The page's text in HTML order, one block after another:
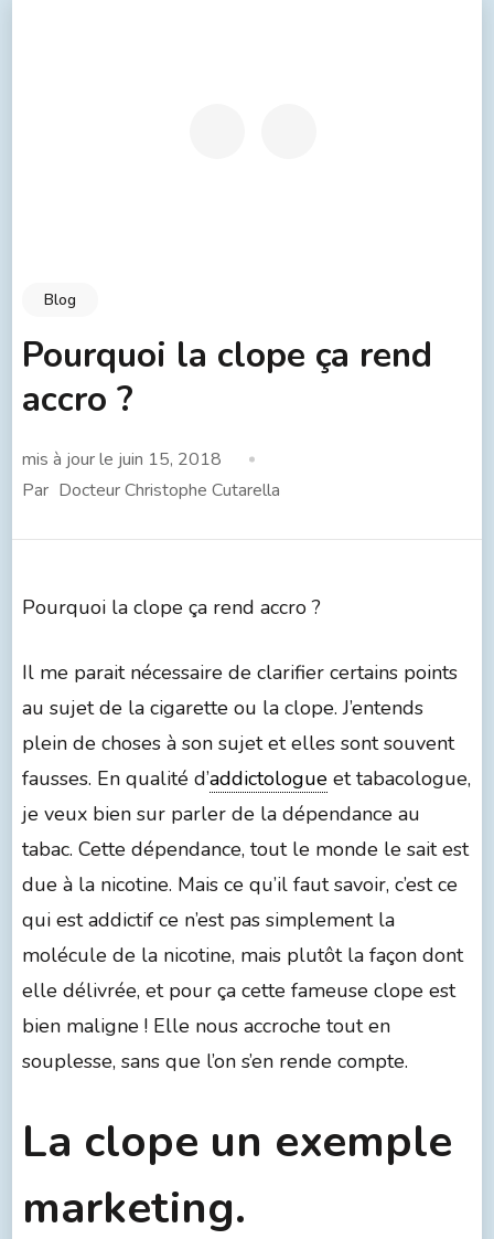
Blog
Pourquoi la clope ça rend
accro ?
mis à jour le juin 15, 2018
Par Docteur Christophe Cutarella
Pourquoi la clope ça rend accro ?
Il me parait nécessaire de clarifier certains points
au sujet de la cigarette ou la clope. J’entends
plein de choses à son sujet et elles sont souvent
fausses. En qualité d’addictologueet tabacologue,
je veux bien sur parler de la dépendance au
tabac. Cette dépendance, tout le monde le sait est
due à la nicotine. Mais ce qu’il faut savoir, c’est ce
qui est addictif ce n’est pas simplement la
molécule de la nicotine, mais plutôt la façon dont
elle délivrée, et pour ça cette fameuse clope est
bien maligne ! Elle nous accroche tout en
souplesse, sans que l’on s’en rende compte.
La clope un exemple
marketing.